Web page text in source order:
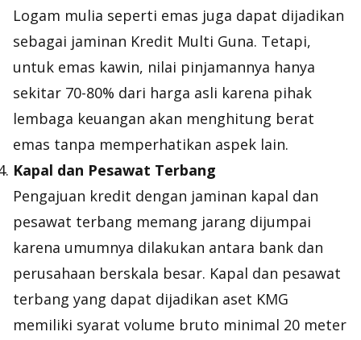
Logam mulia seperti emas juga dapat dijadikan
sebagai jaminan Kredit Multi Guna. Tetapi,
untuk emas kawin, nilai pinjamannya hanya
sekitar 70-80% dari harga asli karena pihak
lembaga keuangan akan menghitung berat
emas tanpa memperhatikan aspek lain.
Kapal dan Pesawat Terbang
Pengajuan kredit dengan jaminan kapal dan
pesawat terbang memang jarang dijumpai
karena umumnya dilakukan antara bank dan
perusahaan berskala besar. Kapal dan pesawat
terbang yang dapat dijadikan aset KMG
memiliki syarat volume bruto minimal 20 meter